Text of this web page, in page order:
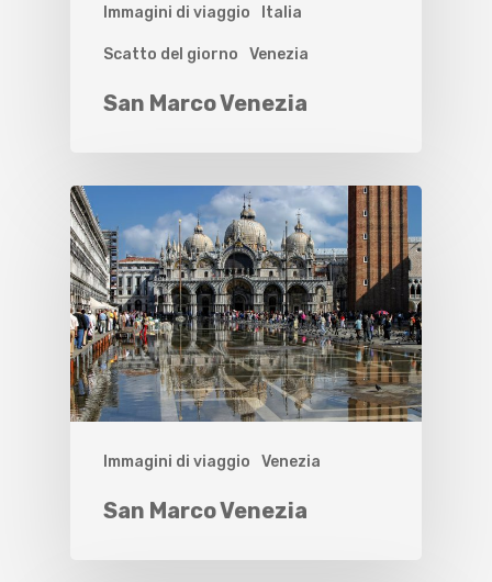
Immagini di viaggio Italia
Scatto del giorno Venezia
San Marco Venezia
Immagini di viaggio Venezia
San Marco Venezia